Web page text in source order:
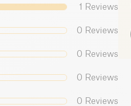
1 Reviews
0 Reviews
0 Reviews
0 Reviews
0 Reviews